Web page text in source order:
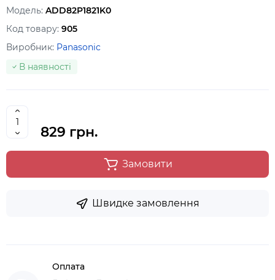
Модель: ADD82P1821K0
Код товару: 905
Виробник: Panasonic
В наявності
829 грн.
Замовити
Швидке замовлення
Оплата